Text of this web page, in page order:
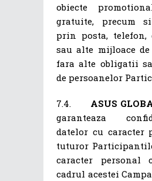
obiecte
gratuite, precum
prin posta, telefon,
sau alte mijloace
fara alte obligatii
de persoanelor
7.4. ASUS
garanteaza
datelor cu caracter
tuturor
caracter personal
cadrul acestei